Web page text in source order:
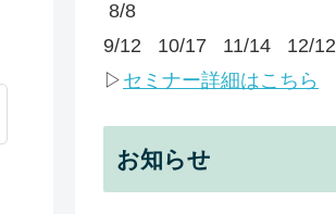
8/8
9/12 10/17 11/14 12/12
▷ セミナー詳細はこちら
お知らせ